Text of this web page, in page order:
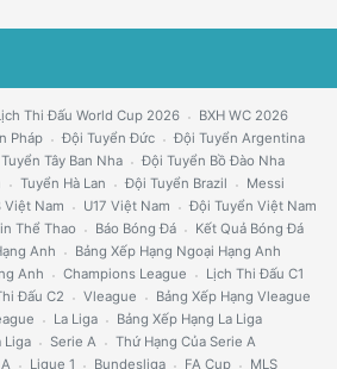
Thi Đấu World Cup 2026
BXH WC 2026
Pháp Đội Tuyển Đức
Đội Tuyển Argentina
Tuyển Tây Ban Nha
Đội Tuyển Bồ Đào Nha
Tuyển Hà Lan Đội Tuyển Brazil
Messi
Việt Nam U17 Việt Nam
Đội Tuyển Việt Nam
Thể Thao Báo Bóng Đá
Kết Quả Bóng Đá
Anh
Bảng Xếp Hạng Ngoại Hạng Anh
Anh
Champions League
Lịch Thi Đấu C1
Đấu C2 Vleague
Bảng Xếp Hạng Vleague
La Liga
Bảng Xếp Hạng La Liga
Liga
Serie A
Thứ Hạng Của Serie A
Ligue 1 Bundesliga FA Cup MLS